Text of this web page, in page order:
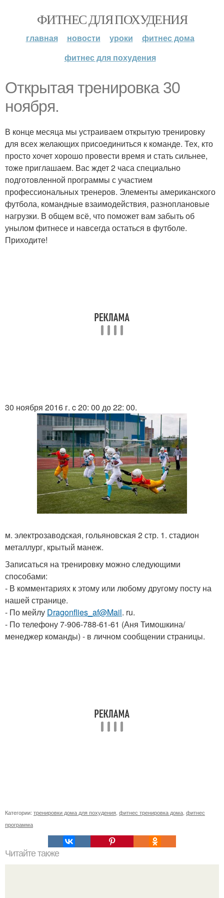
ФИТНЕС ДЛЯ ПОХУДЕНИЯ
главная новости уроки
фитнес дома
фитнес для похудения
Открытая тренировка 30
ноября.
В конце месяца мы устраиваем открытую тренировку
для всех желающих присоединиться к команде. Тех, кто
просто хочет хорошо провести время и стать сильнее,
тоже приглашаем. Вас ждет 2 часа специально
подготовленной программы с участием
профессиональных тренеров. Элементы американского
футбола, командные взаимодействия, разноплановые
нагрузки. В общем всё, что поможет вам забыть об
унылом фитнесе и навсегда остаться в футболе.
Приходите!
30 ноября 2016 г. c 20: 00 до 22: 00.
м. электрозаводская, гольяновская 2 стр. 1. стадион
металлург, крытый манеж.
Записаться на тренировку можно следующими
способами:
- В комментариях к этому или любому другому посту на
нашей странице.
- По мейлу Dragonflies_af@Mail. ru.
- По телефону 7-906-788-61-61 (Аня Тимошкина/
менеджер команды) - в личном сообщении страницы.
Категории: тренировки дома для похудения, фитнес тренировка дома, фитнес
программа
Читайте также